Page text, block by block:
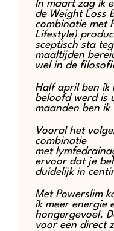
In maart zag ik
de Weight Loss
combinatie met
Lifestyle)
sceptisch sta
maaltijden
wel in de
Half april ben ik
beloofd werd is
maanden ben ik
Vooral het
combinatie
met
ervoor dat je
duidelijk in
Met Powerslim
ik meer energie
hongergevoel.
voor een direct